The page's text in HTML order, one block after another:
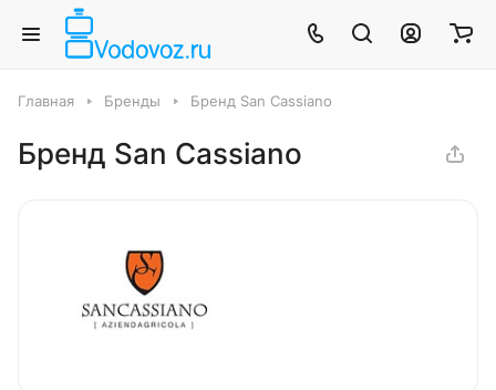
Главная Бренды Бренд San Cassiano
Бренд San Cassiano